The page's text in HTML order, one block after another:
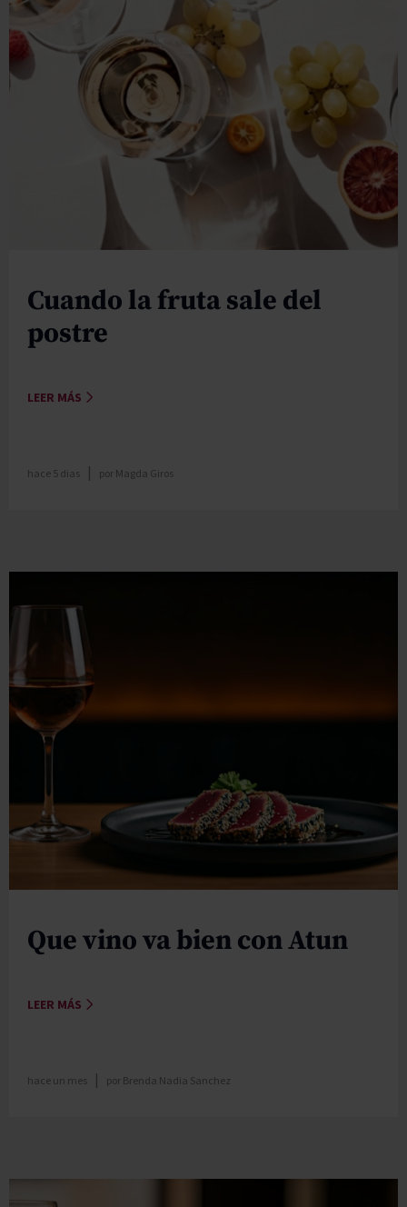
Cuando la fruta sale del
postre
LEER MÁS
hace 5 dias | por Magda Giros
Que vino va bien con Atun
LEER MÁS
hace un mes | por Brenda Nadia Sanchez